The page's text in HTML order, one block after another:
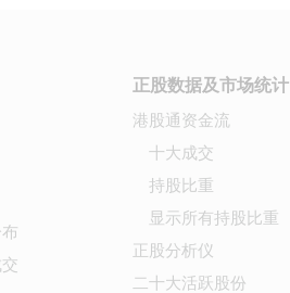
正股数据及市场统计
港股通资金流
十大成交
持股比重
显示所有持股比重
正股分析仪
二十大活跃股份